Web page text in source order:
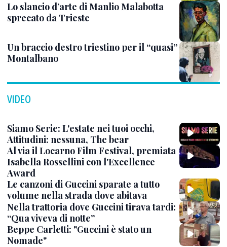
Lo slancio d’arte di Manlio Malabotta
sprecato da Trieste
Un braccio destro triestino per il “quasi”
Montalbano
VIDEO
Siamo Serie: L'estate nei tuoi occhi,
Attitudini: nessuna, The bear
Al via il Locarno Film Festival, premiata
Isabella Rossellini con l'Excellence
Award
Le canzoni di Guccini sparate a tutto
volume nella strada dove abitava
Nella trattoria dove Guccini tirava tardi:
“Qua viveva di notte”
Beppe Carletti: "Guccini è stato un
Nomade"